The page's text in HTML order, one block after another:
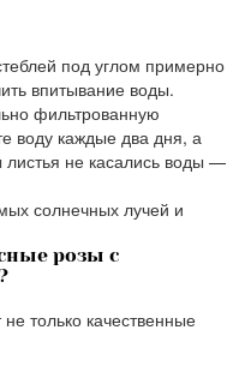
под углом примерно
впитывание воды.
фильтрованную
воду каждые два дня, а
листья не касались воды —
солнечных лучей и
розы с
только качественные